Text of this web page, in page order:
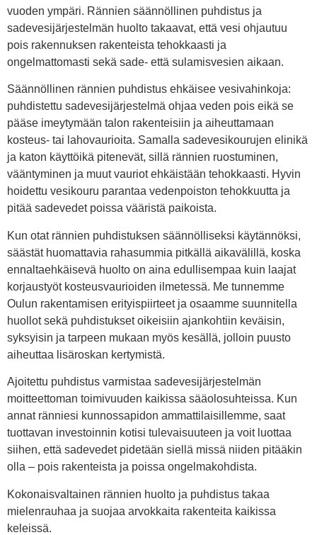
vuoden ympäri. Rännien säännöllinen puhdistus ja
sadevesijärjestelmän huolto takaavat, että vesi ohjautuu
pois rakennuksen rakenteista tehokkaasti ja
ongelmattomasti sekä sade- että sulamisvesien aikaan.
Säännöllinen rännien puhdistus ehkäisee vesivahinkoja:
puhdistettu sadevesijärjestelmä ohjaa veden pois eikä se
pääse imeytymään talon rakenteisiin ja aiheuttamaan
kosteus- tai lahovaurioita. Samalla sadevesikourujen elinikä
ja katon käyttöikä pitenevät, sillä rännien ruostuminen,
vääntyminen ja muut vauriot ehkäistään tehokkaasti. Hyvin
hoidettu vesikouru parantaa vedenpoiston tehokkuutta ja
pitää sadevedet poissa vääristä paikoista.
Kun otat rännien puhdistuksen säännölliseksi käytännöksi,
säästät huomattavia rahasummia pitkällä aikavälillä, koska
ennaltaehkäisevä huolto on aina edullisempaa kuin laajat
korjaustyöt kosteusvaurioiden ilmetessä. Me tunnemme
Oulun rakentamisen erityispiirteet ja osaamme suunnitella
huollot sekä puhdistukset oikeisiin ajankohtiin keväisin,
syksyisin ja tarpeen mukaan myös kesällä, jolloin puusto
aiheuttaa lisäroskan kertymistä.
Ajoitettu puhdistus varmistaa sadevesijärjestelmän
moitteettoman toimivuuden kaikissa sääolosuhteissa. Kun
annat ränniesi kunnossapidon ammattilaisillemme, saat
tuottavan investoinnin kotisi tulevaisuuteen ja voit luottaa
siihen, että sadevedet pidetään siellä missä niiden pitääkin
olla – pois rakenteista ja poissa ongelmakohdista.
Kokonaisvaltainen rännien huolto ja puhdistus takaa
mielenrauhaa ja suojaa arvokkaita rakenteita kaikissa
keleissä.